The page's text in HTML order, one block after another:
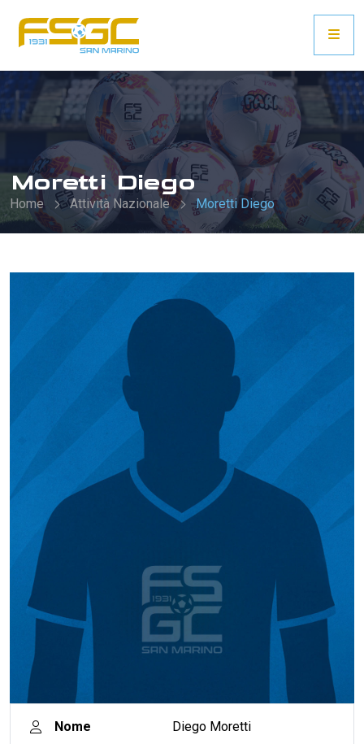
Moretti Diego
Home Attività Nazionale Moretti Diego
Nome Diego Moretti